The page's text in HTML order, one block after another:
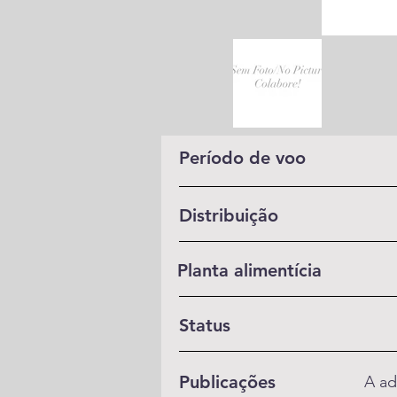
Período de voo
Distribuição
Planta alimentícia
Status
Publicações A